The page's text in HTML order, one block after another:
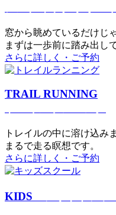
窓から眺めているだけじ
まずは一歩前に踏み出し
さらに詳しく・ご予約
TRAIL RUNNING
トレイルの中に溶け込み
まるで⾛る瞑想です。
さらに詳しく・ご予約
KIDS